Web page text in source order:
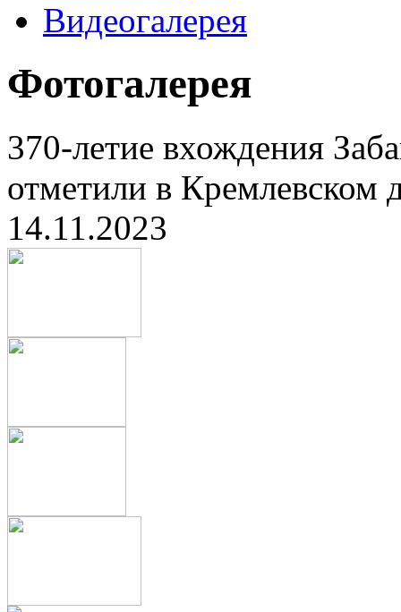
Видеогалерея
Фотогалерея
370-летие вхождения
отметили в Кремлевском
14.11.2023